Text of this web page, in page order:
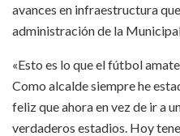
avances en infraestructura
administración de la
«Esto es lo que el fútbol
Como alcalde siempre he
feliz que ahora en vez de ir a
verdaderos estadios. Hoy